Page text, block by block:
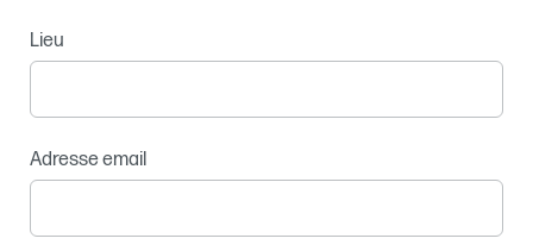
Lieu
Adresse email